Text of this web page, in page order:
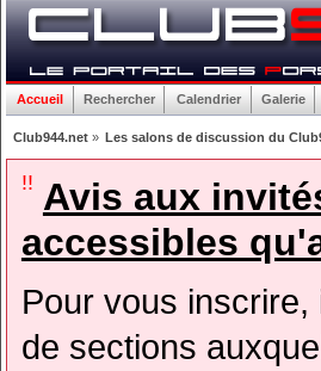
Accueil Rechercher Calendrier Galerie
Club944.net» Les salons de discussion du
!! Avis aux
accessibles
Pour vous
de sections